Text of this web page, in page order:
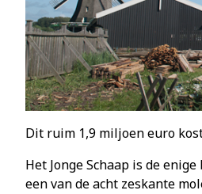
Dit ruim 1,9 miljoen euro
Het Jonge Schaap is de
een van de acht zeskante